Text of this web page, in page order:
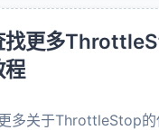
找更多
程
多关于ThrottleStop的